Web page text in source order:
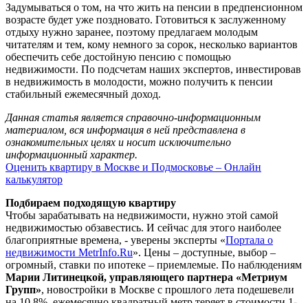
Задумываться о том, на что жить на пенсии в предпенсионном
возрасте будет уже поздновато. Готовиться к заслуженному
отдыху нужно заранее, поэтому предлагаем молодым
читателям и тем, кому немного за сорок, несколько вариантов
обеспечить себе достойную пенсию с помощью
недвижимости. По подсчетам наших экспертов, инвестировав
в недвижимость в молодости, можно получить к пенсии
стабильный ежемесячный доход.
Данная статья является справочно-информационным
материалом, вся информация в ней представлена в
ознакомительных целях и носит исключительно
информационный характер.
Оценить квартиру в Москве и Подмосковье – Онлайн
калькулятор
Подбираем подходящую квартиру
Чтобы зарабатывать на недвижимости, нужно этой самой
недвижимостью обзавестись. И сейчас для этого наиболее
благоприятные времена, - уверены эксперты «Портала о
недвижимости MetrInfo.Ru». Цены – доступные, выбор –
огромный, ставки по ипотеке – приемлемые. По наблюдениям
Марии Литинецкой, управляющего партнера «Метриум
Групп», новостройки в Москве с прошлого лета подешевели